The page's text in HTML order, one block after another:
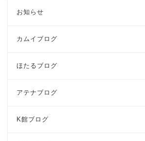
お知らせ
カムイブログ
ほたるブログ
アテナブログ
K館ブログ